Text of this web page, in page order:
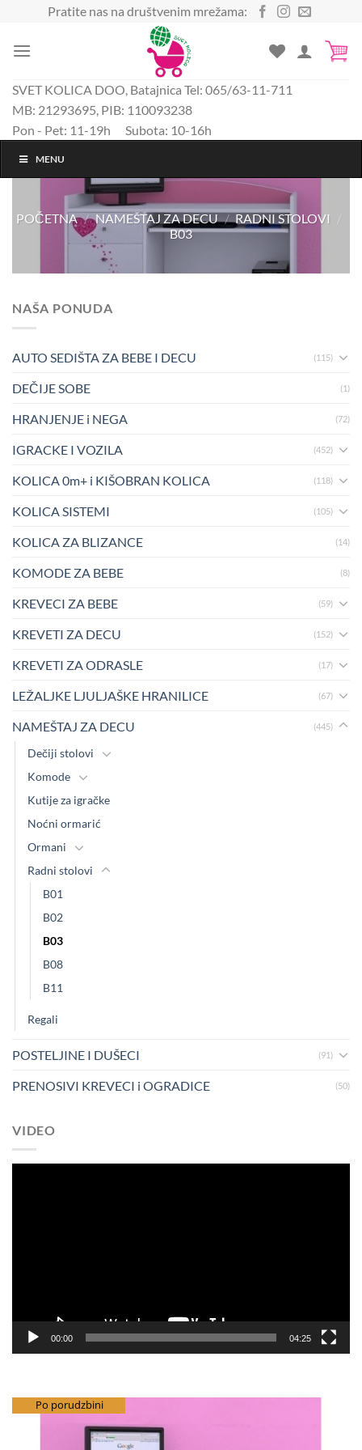
sadržaj
Pratite nas na društvenim mrežama:
SVET KOLICA DOO, Batajnica Tel: 065/63-11-711
MB: 21293695, PIB: 110093238
Pon - Pet: 11-19h Subota: 10-16h
MENU
POČETNA / NAMEŠTAJ ZA DECU / RADNI STOLOVI
/
B03
NAŠA PONUDA
AUTO SEDIŠTA ZA BEBE I DECU (115)
DEČIJE SOBE (1)
HRANJENJE i NEGA (72)
IGRACKE I VOZILA (452)
KOLICA 0m+ i KIŠOBRAN KOLICA (118)
KOLICA SISTEMI (105)
KOLICA ZA BLIZANCE (14)
KOMODE ZA BEBE (8)
KREVECI ZA BEBE (59)
KREVETI ZA DECU (152)
KREVETI ZA ODRASLE (17)
LEŽALJKE LJULJAŠKE HRANILICE (67)
NAMEŠTAJ ZA DECU (445)
Dečiji stolovi
Komode
Kutije za igračke
Noćni ormarić
Ormani
Radni stolovi
B01
B02
B03
B08
B11
Regali
POSTELJINE I DUŠECI (91)
PRENOSIVI KREVECI i OGRADICE (50)
VIDEO
00:00 04:25
besplatna dostava
Po porudzbini